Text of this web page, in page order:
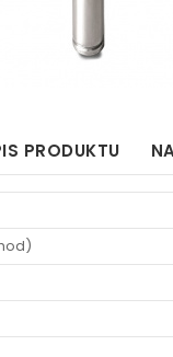
PRODUKTU